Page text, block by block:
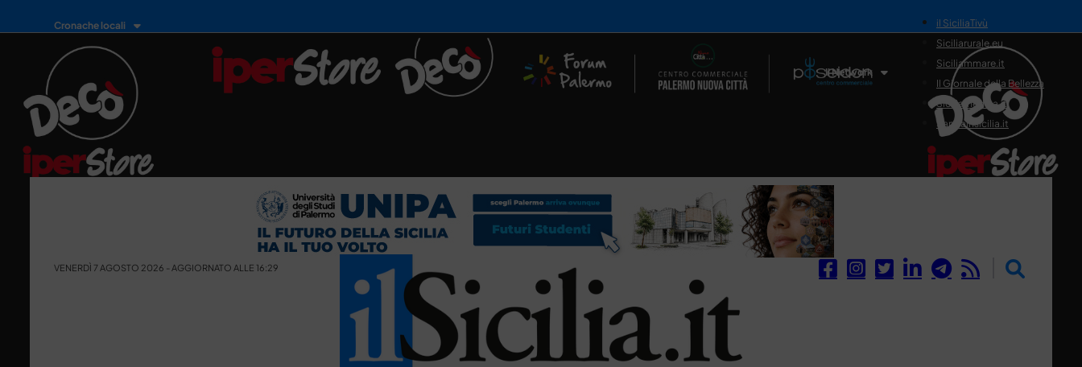
Cronache locali
Il Network
il SiciliaTivù
Siciliarurale.eu
Siciliammare.it
Il Giornale della Bellezza
Siciliamedica.it
Sanitainsicilia.it
VENERDÌ 7 AGOSTO 2026 - AGGIORNATO ALLE 16:29